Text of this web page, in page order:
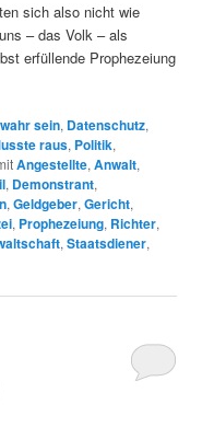
sich also nicht wie
– das Volk – als
erfüllende Prophezeiung
sein, Datenschutz,
raus, Politik,
Angestellte,Anwalt,
, Demonstrant,
,Geldgeber,Gericht,
, Prophezeiung, Richter,
,Staatsdiener,